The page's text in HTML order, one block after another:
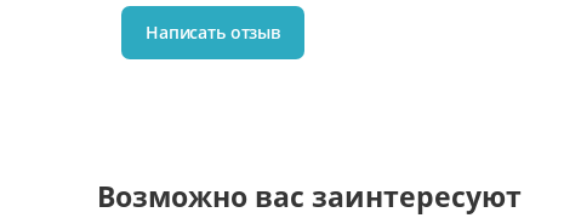
Написать отзыв
Возможно вас заинтересуют